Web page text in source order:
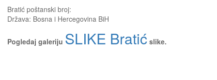
Bratić poštanski broj:
Država: Bosna i Hercegovina BiH
Pogledaj galeriju SLIKE Bratić slike.